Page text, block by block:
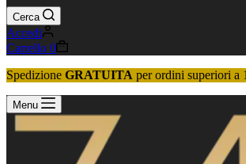
Cerca
Accedi
Carrello 0
Spedizione GRATUITA per ordini superiori a
Menu